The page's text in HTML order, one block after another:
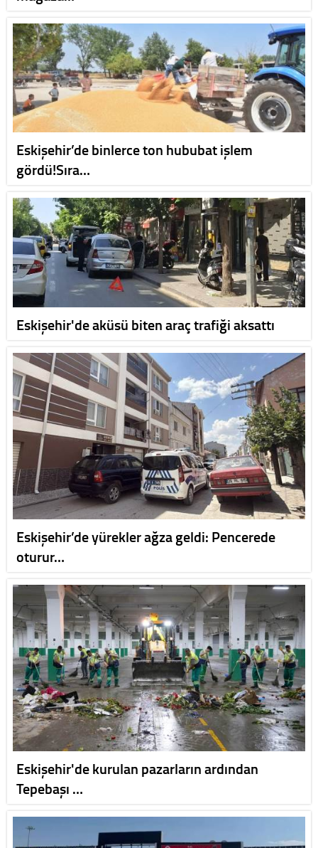
Eskişehir’de binlerce ton hububat işlem
gördü!Sıra…
Eskişehir'de aküsü biten araç trafiği aksattı
Eskişehir’de yürekler ağza geldi: Pencerede
oturur…
Eskişehir'de kurulan pazarların ardından
Tepebaşı …